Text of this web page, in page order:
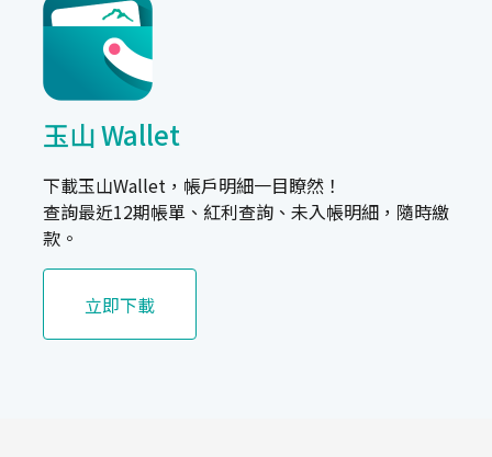
玉山 Wallet
下載玉山Wallet，帳戶明細一目瞭然！
查詢最近12期帳單、紅利查詢、未入帳明細，隨時繳
款。
立即下載